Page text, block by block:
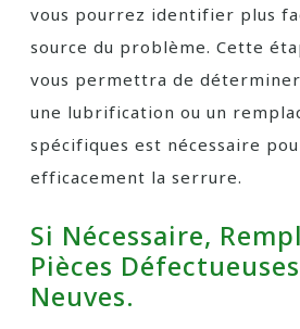
vous pourrez identifier plus
source du problème. Cette
vous permettra de
une lubrification ou un
spécifiques est nécessaire
efficacement la serrure.
Si Nécessaire,
Pièces
Neuves.